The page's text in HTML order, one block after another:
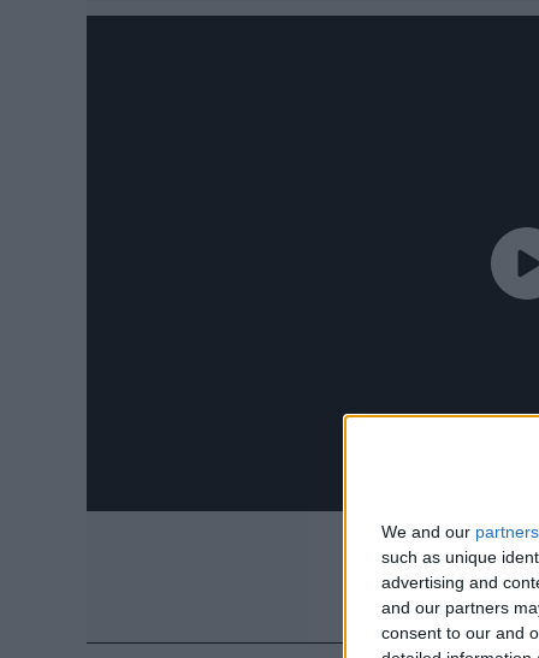
We and our partners
such as unique
advertising and
and our partners
consent to our and